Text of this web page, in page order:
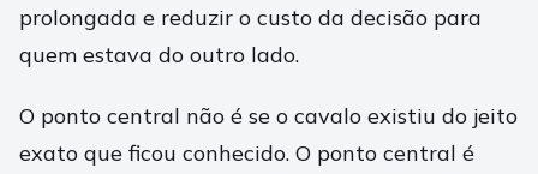
prolongada e reduzir o custo da decisão para
quem estava do outro lado.
O ponto central não é se o cavalo existiu do jeito
exato que ficou conhecido. O ponto central é